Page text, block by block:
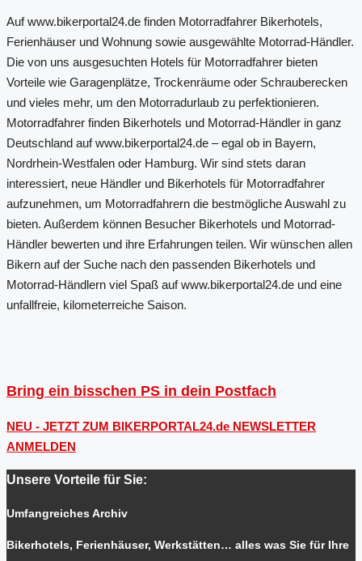
Auf www.bikerportal24.de finden Motorradfahrer Bikerhotels,
Ferienhäuser und Wohnung sowie ausgewählte Motorrad-Händler.
Die von uns ausgesuchten Hotels für Motorradfahrer bieten
Vorteile wie Garagenplätze, Trockenräume oder Schrauberecken
und vieles mehr, um den Motorradurlaub zu perfektionieren.
Motorradfahrer finden Bikerhotels und Motorrad-Händler in ganz
Deutschland auf www.bikerportal24.de – egal ob in Bayern,
Nordrhein-Westfalen oder Hamburg. Wir sind stets daran
interessiert, neue Händler und Bikerhotels für Motorradfahrer
aufzunehmen, um Motorradfahrern die bestmögliche Auswahl zu
bieten. Außerdem können Besucher Bikerhotels und Motorrad-
Händler bewerten und ihre Erfahrungen teilen. Wir wünschen allen
Bikern auf der Suche nach den passenden Bikerhotels und
Motorrad-Händlern viel Spaß auf www.bikerportal24.de und eine
unfallfreie, kilometerreiche Saison.
Bring ein bisschen PS in dein Postfach
NEU - JETZT ZUM BIKERPORTAL24.de NEWSLETTER
ANMELDEN
Unsere Vorteile für Sie:
Umfangreiches Archiv
Bikerhotels, Ferienhäuser, Werkstätten… alles was Sie für Ihre